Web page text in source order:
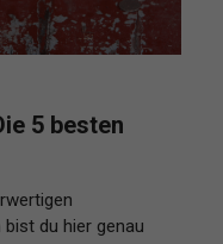
5 besten
du hier genau